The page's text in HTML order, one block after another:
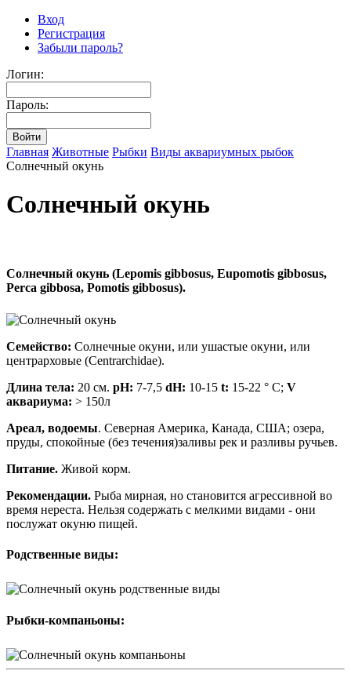
Вход
Регистрация
Забыли пароль?
Логин:
Пароль:
Главная Животные Рыбки Виды аквариумных рыбок
Солнечный окунь
Солнечный окунь
Солнечный окунь (Lepomis gibbosus, Eupomotis gibbosus,
Perca gibbosa, Pomotis gibbosus).
Семейство: Солнечные окуни, или ушастые окуни, или
центрарховые (Centrarchidae).
Длина тела: 20 см. pH: 7-7,5 dH: 10-15 t: 15-22 ° C; V
аквариума: > 150л
Ареал, водоемы. Северная Америка, Канада, США; озера,
пруды, спокойные (без течения)заливы рек и разливы ручьев.
Питание. Живой корм.
Рекомендации. Рыба мирная, но становится агрессивной во
время нереста. Нельзя содержать с мелкими видами - они
послужат окуню пищей.
Родственные виды:
Рыбки-компаньоны: